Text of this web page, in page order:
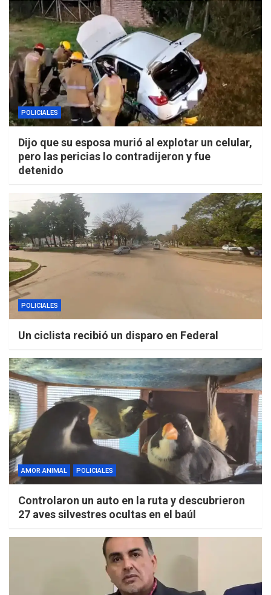
POLICIALES
Dijo que su esposa murió al explotar un celular,
pero las pericias lo contradijeron y fue
detenido
POLICIALES
Un ciclista recibió un disparo en Federal
AMOR ANIMAL POLICIALES
Controlaron un auto en la ruta y descubrieron
27 aves silvestres ocultas en el baúl